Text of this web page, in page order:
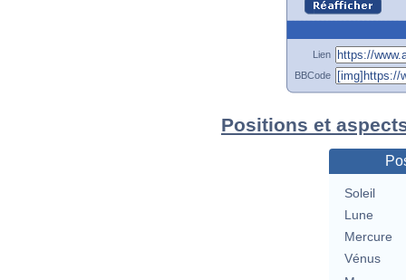
Lien
BBCode
Positions et
Soleil
Lune
Mercure
Vénus